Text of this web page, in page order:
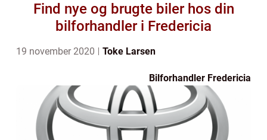
Find nye og brugte biler hos din
bilforhandler i Fredericia
19 november 2020 Toke Larsen
Bilforhandler Fredericia